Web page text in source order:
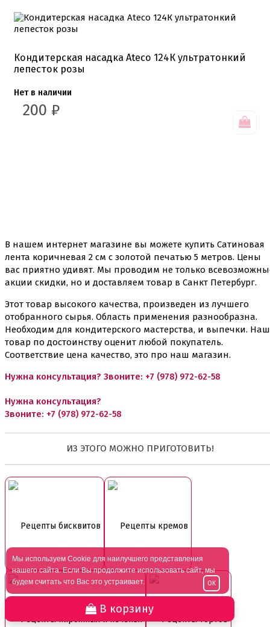
В корзину
Кондитерская насадка Ateco 124К ультратонкий
лепесток розы
Нет в наличии
200 ₽
В нашем интернет магазине вы можете купить Сатиновая
лента коричневая 2 см с золотой печатью 5 метров. Цены
вас приятно удивят. Мы проводим не только
акции скидки, но и доставляем товар в Санкт Петербург.
Этот товар высокого качества, произведен из лучшего
отобранного сырья. Область применения разнообразна.
Необходим для кондитерского мастерства, и выпечки. Наш
товар по достоинству оценит любой покупатель.
Соответствие цена качество, это про наш магазин.
Нужна консультация? Звоните: +7 (978) 972-62-58
Нужна консультация?
Звоните: +7 (978) 972-62-58
ИЗ ЭТОГО МОЖНО ПРИГОТОВИТЬ!
Рецепты бисквитов Рецепты кремов
Рецепты пирожных и печенья Рецепты тортов
Мы используем Cookie для наилучшего представления
нашего сайта. Если Вы продолжите использовать сайт, мы
будем считать что Вас это устраивает.
OK